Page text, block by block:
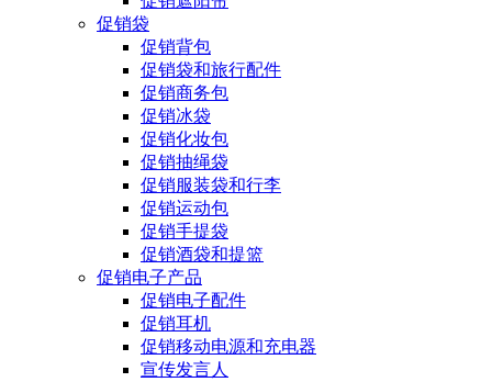
促销袋
促销背包
促销袋和旅行配件
促销商务包
促销冰袋
促销化妆包
促销抽绳袋
促销服装袋和行李
促销运动包
促销手提袋
促销酒袋和提篮
促销电子产品
促销电子配件
促销耳机
促销移动电源和充电器
宣传发言人